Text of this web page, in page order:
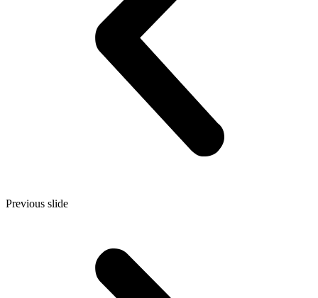
Previous slide